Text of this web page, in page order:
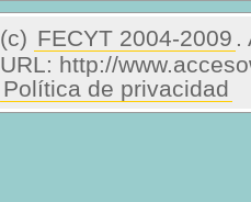
(c) FECYT 2004-2009 .
URL: http://
Política de privacidad